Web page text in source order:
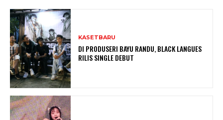
KASETBARU
DI PRODUSERI BAYU RANDU, BLACK LANGUES
RILIS SINGLE DEBUT